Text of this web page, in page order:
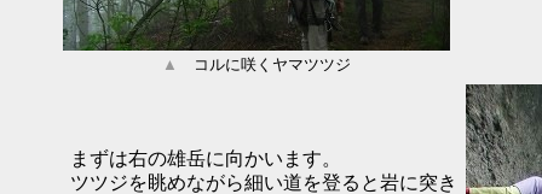
▲ コルに咲くヤマツツジ
まずは右の雄岳に向かいます。
ツツジを眺めながら細い道を登ると岩に突き